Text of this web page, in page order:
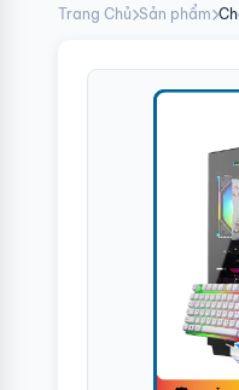
Trang Chủ Sản phẩm